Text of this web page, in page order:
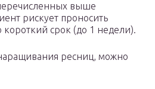
выше
рискует проносить
срок (до 1 недели).
ресниц, можно